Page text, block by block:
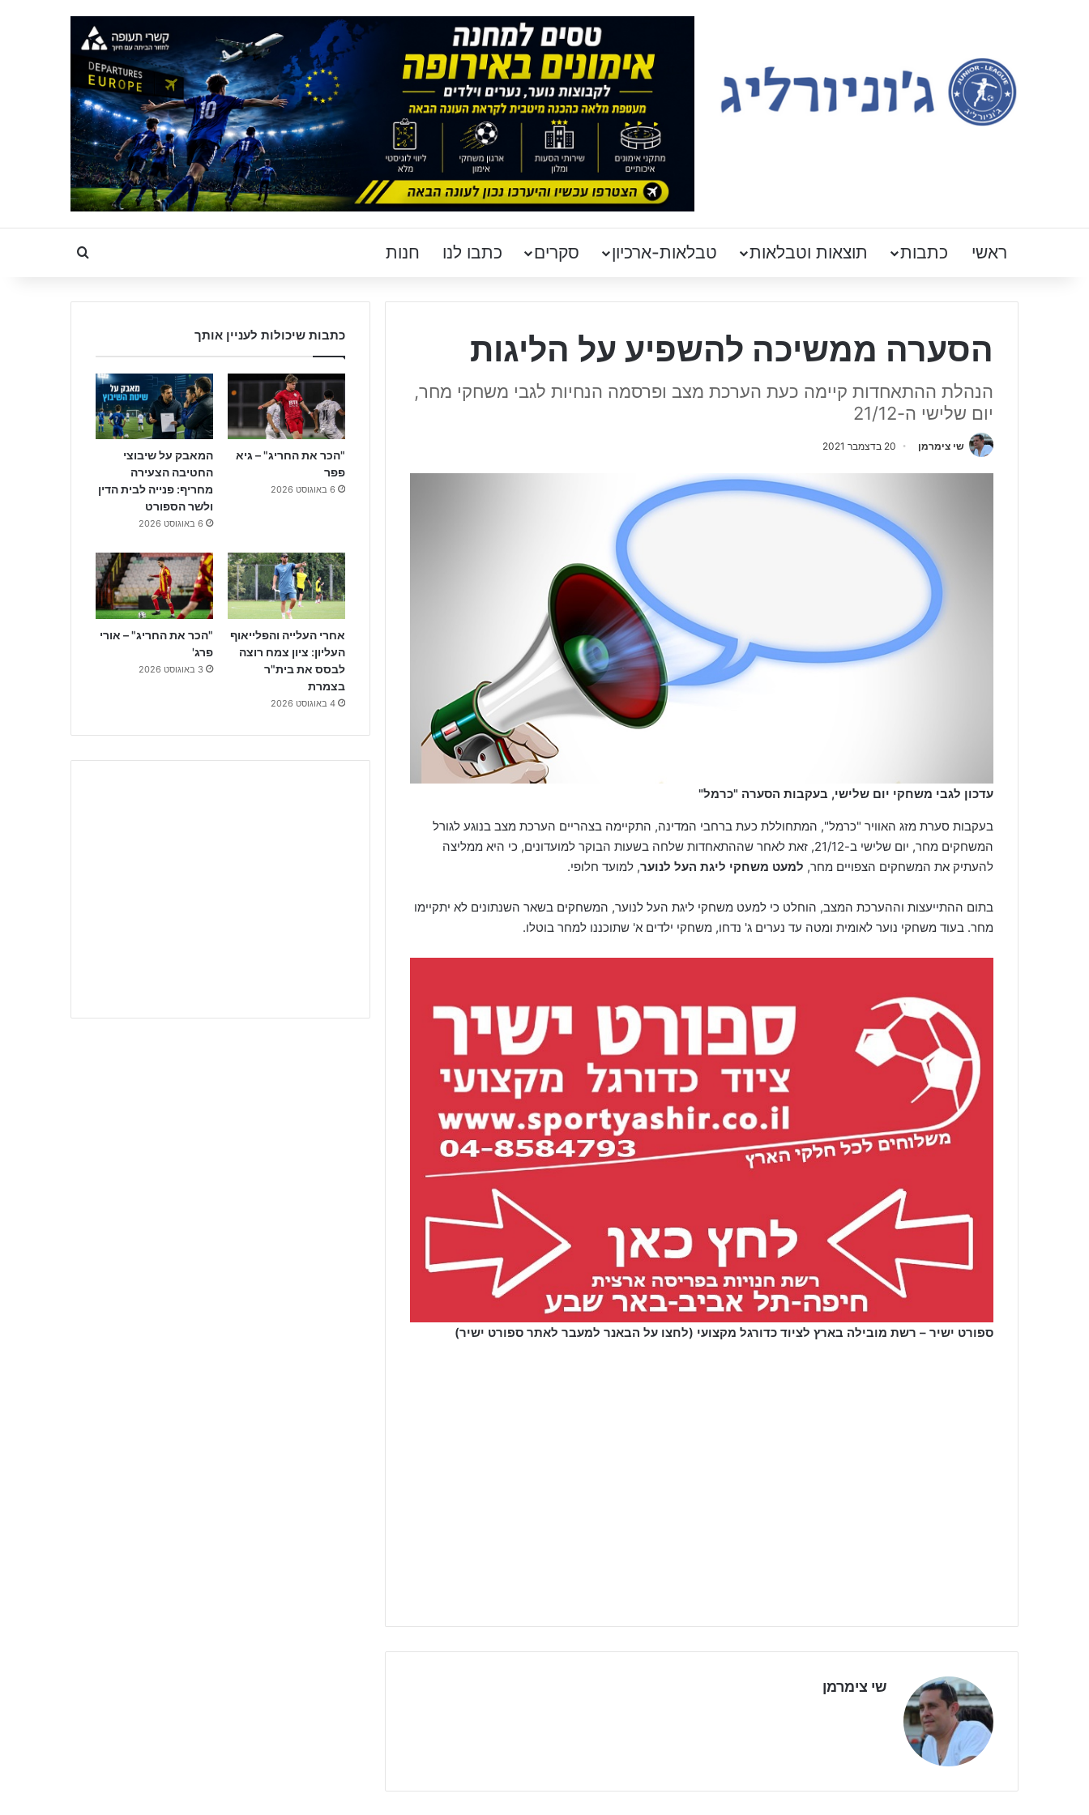
ראשי כתבות תוצאות וטבלאות טבלאות-ארכיון סקרים כתבו לנו חנות Search for
הסערה ממשיכה להשפיע על הליגות
הנהלת ההתאחדות קיימה כעת הערכת מצב ופרסמה הנחיות לגבי משחקי מחר,
יום שלישי ה-21/12
שי צימרמן 20 בדצמבר 2021
עדכון לגבי משחקי יום שלישי, בעקבות הסערה "כרמל"
בעקבות סערת מזג האוויר "כרמל", המתחוללת כעת ברחבי המדינה, התקיימה בצהריים הערכת מצב בנוגע לגורל
המשחקים מחר, יום שלישי ב-21/12, זאת לאחר שההתאחדות שלחה בשעות הבוקר למועדונים, כי היא ממליצה
להעתיק את המשחקים הצפויים מחר, למעט משחקי ליגת העל לנוער, למועד חלופי.
בתום ההתייעצות וההערכת המצב, הוחלט כי למעט משחקי ליגת העל לנוער, המשחקים בשאר השנתונים לא יתקיימו
מחר. בעוד משחקי נוער לאומית ומטה עד נערים ג' נדחו, משחקי ילדים א' שתוכננו למחר בוטלו.
ספורט ישיר – רשת מובילה בארץ לציוד כדורגל מקצועי (לחצו על הבאנר למעבר לאתר ספורט ישיר)
שי צימרמן
כתבות שיכולות לעניין אותך
"הכר את החריג" – גיא
פפר
6 באוגוסט 2026
המאבק על שיבוצי
החטיבה הצעירה
מחריף: פנייה לבית הדין
ולשר הספורט
6 באוגוסט 2026
אחרי העלייה והפלייאוף
העליון: ציון צמח רוצה
לבסס את בית"ר
בצמרת
4 באוגוסט 2026
"הכר את החריג" – אורי
פרג'
3 באוגוסט 2026